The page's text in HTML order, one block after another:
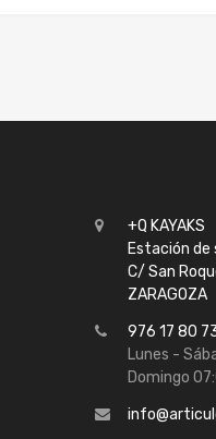
+Q KAYAKS
Estación de
C/ San
ZARAGOZA
976 17 80
Lunes -
Domingo